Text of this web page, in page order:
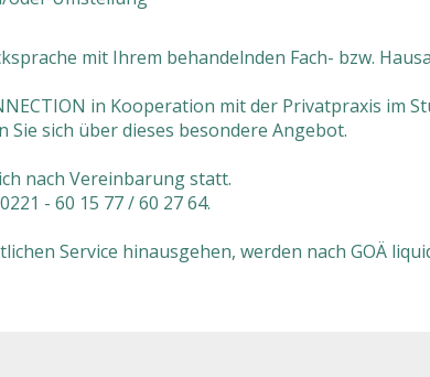
mit Ihrem behandelnden Fach- bzw.
in Kooperation mit der Privatpraxis
sich über dieses besondere Angebot.
nach Vereinbarung statt.
- 60 15 77 / 60 27 64.
Service hinausgehen, werden nach GOÄ